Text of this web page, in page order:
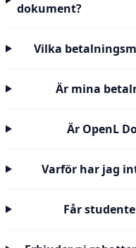
dokument?
Vilka
Är mina
Är OpenL
Varför har jag
Får